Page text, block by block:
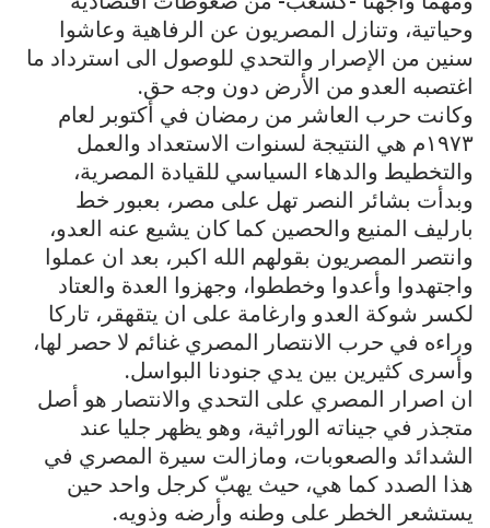
وحياتية، وتنازل المصريون عن الرفاهية وعاشوا
سنين من الإصرار والتحدي للوصول الى استرداد ما
اغتصبه العدو من الأرض دون وجه حق.
وكانت حرب العاشر من رمضان في أكتوبر لعام
١٩٧٣م هي النتيجة لسنوات الاستعداد والعمل
والتخطيط والدهاء السياسي للقيادة المصرية،
وبدأت بشائر النصر تهل على مصر، بعبور خط
بارليف المنيع والحصين كما كان يشيع عنه العدو،
وانتصر المصريون بقولهم الله اكبر، بعد ان عملوا
واجتهدوا وأعدوا وخططوا، وجهزوا العدة والعتاد
لكسر شوكة العدو وارغامة على ان يتقهقر، تاركا
وراءه في حرب الانتصار المصري غنائم لا حصر لها،
وأسرى كثيرين بين يدي جنودنا البواسل.
ان اصرار المصري على التحدي والانتصار هو أصل
متجذر في جيناته الوراثية، وهو يظهر جليا عند
الشدائد والصعوبات، ومازالت سيرة المصري في
هذا الصدد كما هي، حيث يهبّ كرجل واحد حين
يستشعر الخطر على وطنه وأرضه وذويه.